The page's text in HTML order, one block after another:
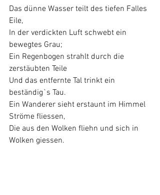
Das dünne Wasser teilt des tiefen Falles
Eile,
In der verdickten Luft schwebt ein
bewegtes Grau;
Ein Regenbogen strahlt durch die
zerstäubten Teile
Und das entfernte Tal trinkt ein
beständig`s Tau.
Ein Wanderer sieht erstaunt im Himmel
Ströme fliessen,
Die aus den Wolken fliehn und sich in
Wolken giessen.